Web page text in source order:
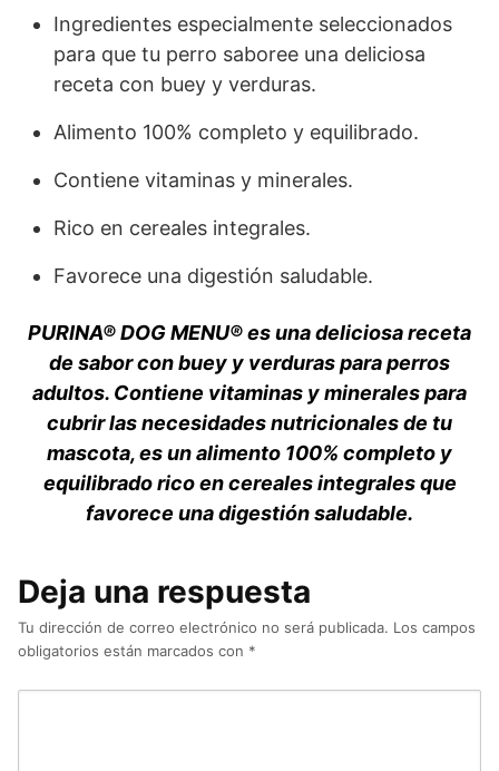
Ingredientes especialmente seleccionados
para que tu perro saboree una deliciosa
receta con buey y verduras.
Alimento 100% completo y equilibrado.
Contiene vitaminas y minerales.
Rico en cereales integrales.
Favorece una digestión saludable.
PURINA® DOG MENU® es una deliciosa receta
de sabor con buey y verduras para perros
adultos. Contiene vitaminas y minerales para
cubrir las necesidades nutricionales de tu
mascota, es un alimento 100% completo y
equilibrado rico en cereales integrales que
favorece una digestión saludable.
Deja una respuesta
Tu dirección de correo electrónico no será publicada. Los campos
obligatorios están marcados con *